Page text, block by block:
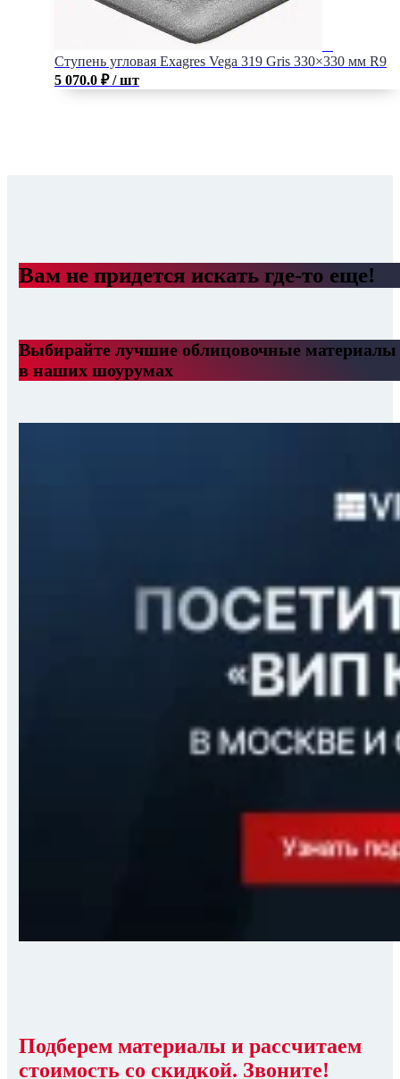
Ступень угловая Exagres Vega 319 Gris 330×330 мм R9
5 070.0 ₽ / шт
Вам не придется искать где-то еще!
Выбирайте лучшие облицовочные материалы
в наших шоурумах
Подберем материалы и рассчитаем
стоимость со скидкой. Звоните!